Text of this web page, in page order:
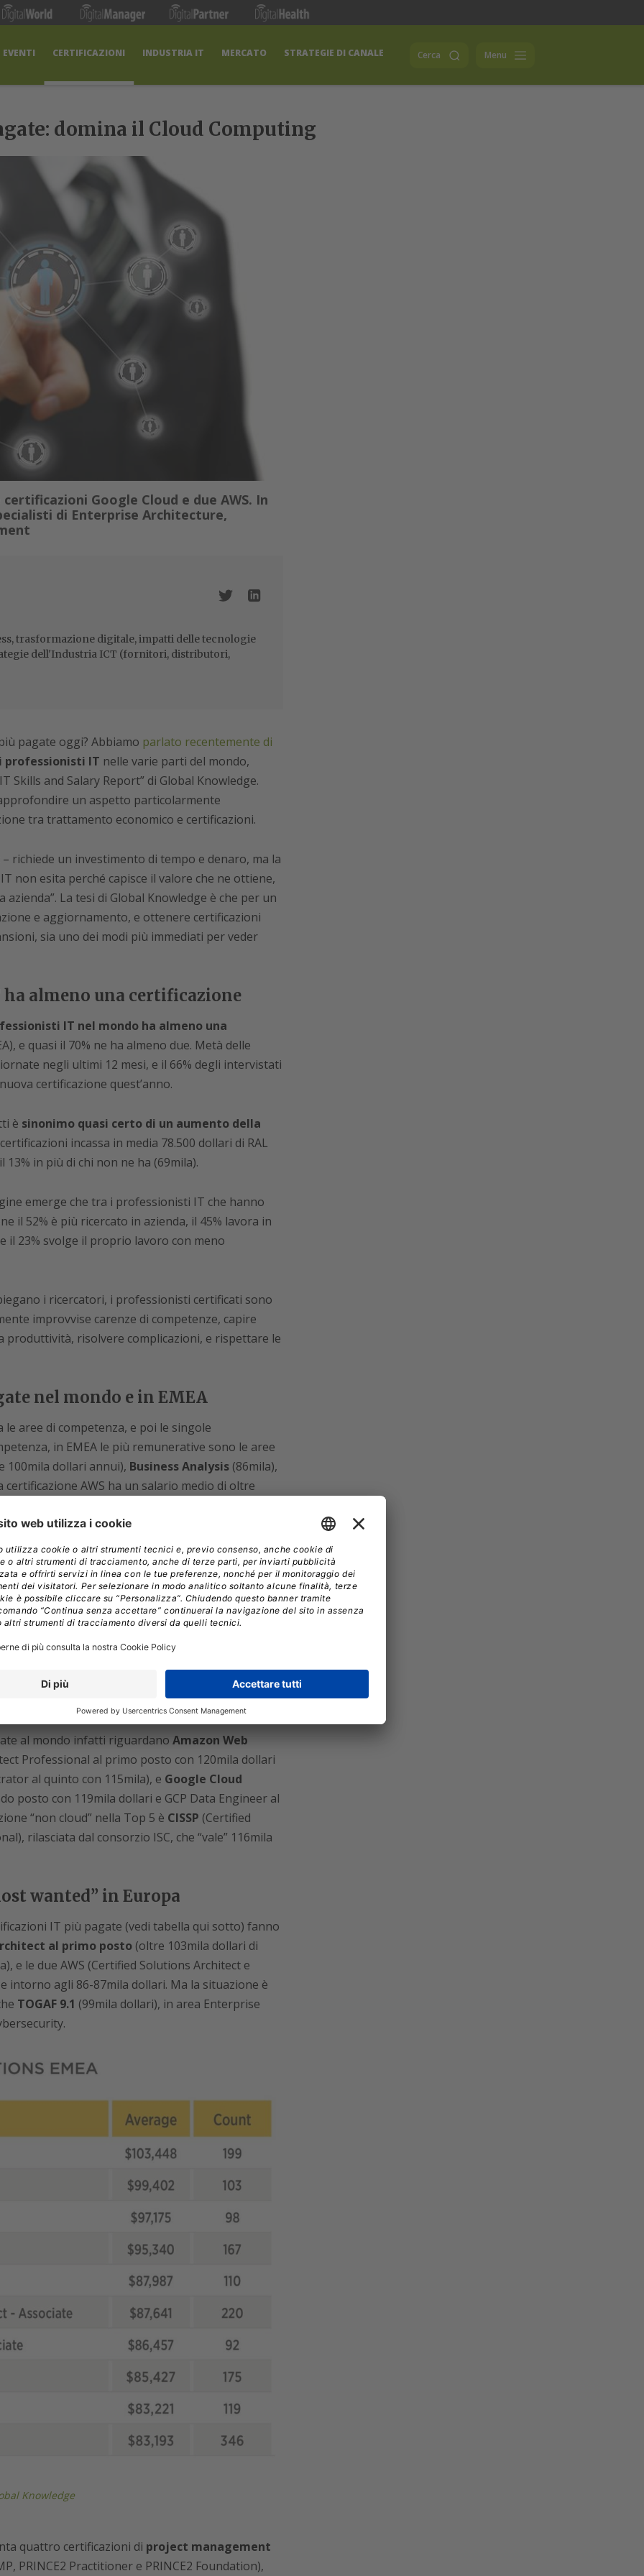
EVENTI CERTIFICAZIONI INDUSTRIA IT MERCATO STRATEGIE DI CANALE Cerca Menu
domina il Cloud Computing
Google Cloud e due AWS. In
di Enterprise Architecture,
trasformazione digitale, impatti delle tecnologie
dell'Industria ICT (fornitori, distributori,
pagate oggi? Abbiamo parlato recentemente di
professionisti IT nelle varie parti del mondo,
Skills and Salary Report” di Global Knowledge.
un aspetto particolarmente
tra trattamento economico e certificazioni.
richiede un investimento di tempo e denaro, ma la
non esita perché capisce il valore che ne ottiene,
La tesi di Global Knowledge è che per un
e aggiornamento, e ottenere certificazioni
sia uno dei modi più immediati per veder
ha almeno una certificazione
IT nel mondo ha almeno una
e quasi il 70% ne ha almeno due. Metà delle
negli ultimi 12 mesi, e il 66% degli intervistati
certificazione quest’anno.
è sinonimo quasi certo di un aumento della
incassa in media 78.500 dollari di RAL
in più di chi non ne ha (69mila).
emerge che tra i professionisti IT che hanno
il 52% è più ricercato in azienda, il 45% lavora in
il 23% svolge il proprio lavoro con meno
i ricercatori, i professionisti certificati sono
improvvise carenze di competenze, capire
produttività, risolvere complicazioni, e rispettare le
nel mondo e in EMEA
aree di competenza, e poi le singole
in EMEA le più remunerative sono le aree
100mila dollari annui), Business Analysis(86mila),
certificazione AWS ha un salario medio di oltre
96mila, chi ne ha una Cloud Credential Council
ci sono poi anche gli specialisti con
management, business process, e data
indicando per ogni regione
dei professionisti intervistati ne hanno più di una.
univoco:
conviene specializzarsi sul Cloud.
al mondo infatti riguardano Amazon Web
Professional al primo posto con 120mila dollari
al quinto con 115mila), e Google Cloud
posto con 119mila dollari e GCP Data Engineer al
“non cloud” nella Top 5 è CISSP (Certified
rilasciata dal consorzio ISC, che “vale” 116mila
wanted” in Europa
IT più pagate (vedi tabella qui sotto) fanno
al primo posto(oltre 103mila dollari di
e le due AWS (Certified Solutions Architect e
intorno agli 86-87mila dollari. Ma la situazione è
TOGAF 9.1 (99mila dollari), in area Enterprise
Knowledge
quattro certificazioni di project management
PRINCE2 Practitioner e PRINCE2 Foundation),